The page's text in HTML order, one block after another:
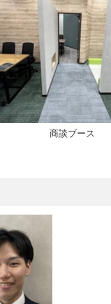
商談ブース